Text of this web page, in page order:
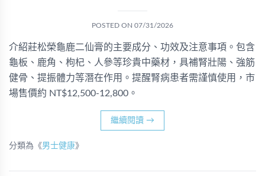
POSTED ON 07/31/2026
介紹莊松榮龜鹿二仙膏的主要成分、功效及注意事項。包含
龜板、鹿角、枸杞、人參等珍貴中藥材，具補腎壯陽、強筋
健骨、提振體力等潛在作用。提醒腎病患者需謹慎使用，市
場售價約 NT$12,500-12,800。
繼續閱讀 →
分類為《男士健康》